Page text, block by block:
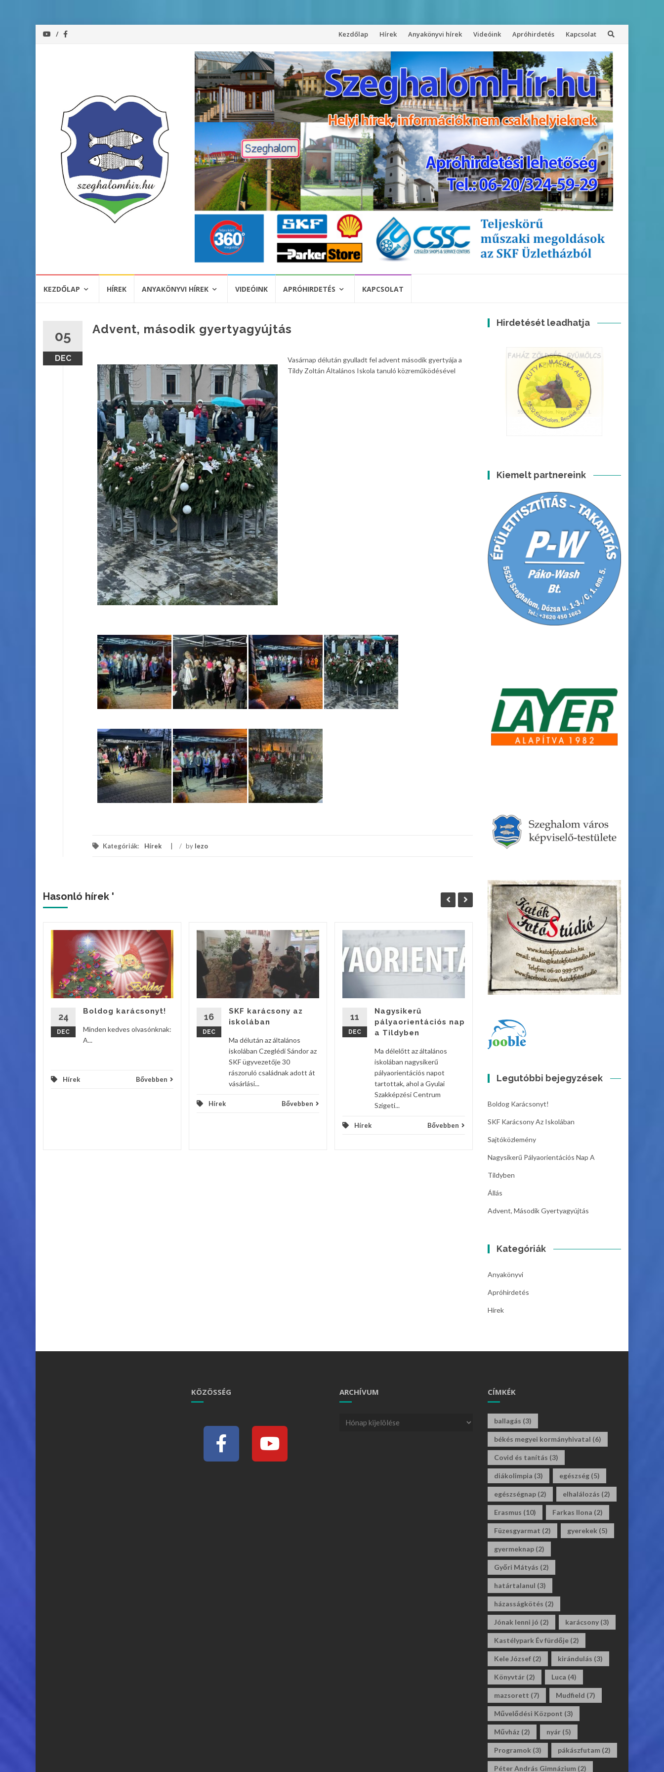
Kezdőlap Hírek Anyakönyvi hírek Videóink Apróhirdetés Kapcsolat
KEZDŐLAP HÍREK ANYAKÖNYVI HÍREK VIDEÓINK APRÓHIRDETÉS KAPCSOLAT
05
DEC
Advent, második gyertyagyújtás
Vasárnap délután gyulladt fel advent második gyertyája a
Tildy Zoltán Általános Iskola tanuló közreműködésével
Kategóriák: Hírek / by lezo
Hasonló hírek '
24
DEC
Boldog karácsonyt!
Minden kedves olvasónknak:
A...
Hírek Bővebben
16
DEC
SKF karácsony az
iskolában
Ma délután az általános
iskolában Czeglédi Sándor az
SKF ügyvezetője 30
rászoruló családnak adott át
vásárlási...
Hírek Bővebben
11
DEC
Nagysikerű
pályaorientációs nap
a Tildyben
Ma délelőtt az általános
iskolában nagysikerű
pályaorientációs napot
tartottak, ahol a Gyulai
Szakképzési Centrum
Szigeti...
Hírek Bővebben
06
DEC
Állás
Szeghalom Város
Önkormányzat
Intézményműködtető
Központja azonnali kezdéssel
Hírek
Hirdetését leadhatja
Kiemelt partnereink
Legutóbbi bejegyzések
Boldog Karácsonyt!
SKF Karácsony Az Iskolában
Sajtóközlemény
Nagysikerű Pályaorientációs Nap A
Tildyben
Állás
Advent, Második Gyertyagyújtás
Kategóriák
Anyakönyvi
Apróhirdetés
Hírek
KÖZÖSSÉG ARCHÍVUM CÍMKÉK
ballagás (3)
békés megyei kormányhivatal (6)
Covid és tanítás (3)
diákolimpia (3) egészség (5)
egészségnap (2) elhalálozás (2)
Erasmus (10) Farkas Ilona (2)
Füzesgyarmat (2) gyerekek (5)
gyermeknap (2)
Győri Mátyás (2)
határtalanul (3)
házasságkötés (2)
Jónak lenni jó (2) karácsony (3)
Kastélypark Év fürdője (2)
Kele József (2) kirándulás (3)
Könyvtár (2) Luca (4)
mazsorett (7) Mudfield (7)
Művelődési Központ (3)
Művház (2) nyár (5)
Programok (3) pákászfutam (2)
Péter András Gimnázium (2)